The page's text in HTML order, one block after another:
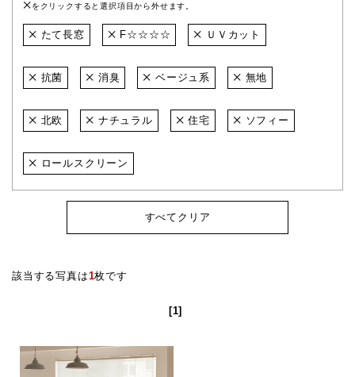
をクリックすると選択項目から外せます。
たて長窓 F☆☆☆☆ ＵＶカット
抗菌 消臭 ベージュ系 無地
北欧 ナチュラル 住宅 ソフィー
ロールスクリーン
すべてクリア
該当する写真は1枚です
[1]